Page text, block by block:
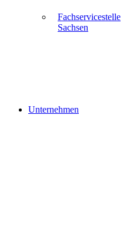
Fachservicestelle
Sachsen
Unternehmen